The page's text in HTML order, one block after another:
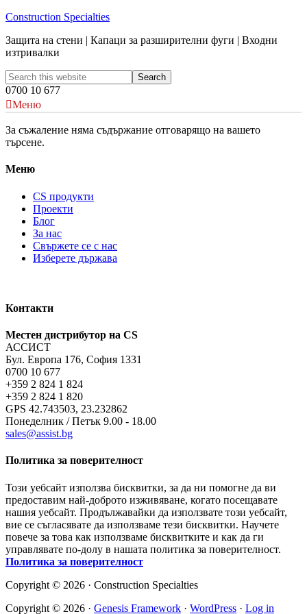
Construction Specialties
Защита на стени | Капаци за разширителни фуги | Входни
изтривалки
0700 10 677
Меню
За съжаление няма съдържание отговарящо на вашето
търсене.
Меню
CS продукти
Проекти
Блог
За нас
Свържете се с нас
Изберете държава
Контакти
Местен дистрибутор на CS
АССИСТ
Бул. Европа 176, София 1331
0700 10 677
+359 2 824 1 824
+359 2 824 1 820
GPS 42.743503, 23.232862
Понеделник / Петък 9.00 - 18.00
sales@assist.bg
Политика за поверителност
Този уебсайт използва бисквитки, за да ни помогне да ви
предоставим най-доброто изживяване, когато посещавате
нашия уебсайт. Продължавайки да използвате този уебсайт,
вие се съгласявате да използваме тези бисквитки. Научете
повече за това как използваме бисквитките и как да ги
управлявате по-долу в нашата политика за поверителност.
Политика за поверителност
Copyright © 2026 · Construction Specialties
Copyright © 2026 · Genesis Framework · WordPress · Log in